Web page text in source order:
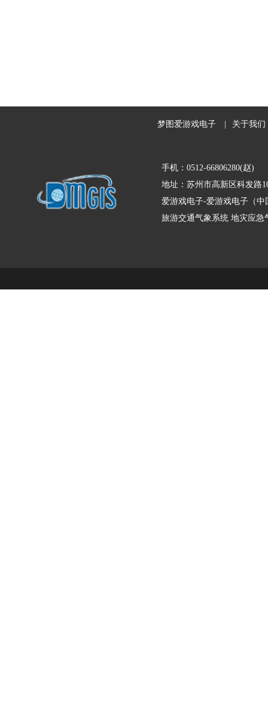
梦图爱游戏电子 关于我们
手机：0512-66806280(赵)
地址：苏州市高新区科发路
爱游戏电子-爱游戏电子（
旅游交通气象系统 地灾应急